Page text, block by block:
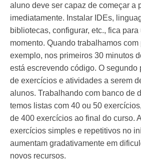
aluno deve ser capaz de começar a
imediatamente. Instalar IDEs,
bibliotecas, configurar, etc., fica
momento. Quando trabalhamos
exemplo, nos primeiros 30 minutos
está escrevendo código. O segundo
de exercícios e atividades a serem
alunos. Trabalhando com banco de
temos listas com 40 ou 50
de 400 exercícios ao final do curso.
exercícios simples e repetitivos no
aumentam gradativamente em
novos recursos.